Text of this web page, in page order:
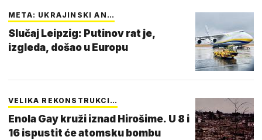
META: UKRAJINSKI AN…
Slučaj Leipzig: Putinov rat je,
izgleda, došao u Europu
VELIKA REKONSTRUKCI…
Enola Gay kruži iznad Hirošime. U 8 i
16 ispustit će atomsku bombu